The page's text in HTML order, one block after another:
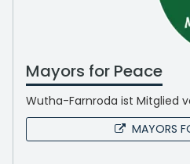
Mayors for Peace
Wutha-Farnroda ist Mitglied
MAYORS